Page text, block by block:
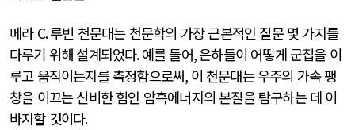
베라 C.루빈 천문대는 천문학의 가장 근본적인 질문 몇 가지를
다루기 위해 설계되었다.예를 들어,은하들이 어떻게 군집을 이
루고 움직이는지를 측정함으로써, 이 천문대는 우주의 가속 팽
창을 이끄는 신비한 힘인 암흑에너지의 본질을 탐구하는 데 이
바지할 것이다.